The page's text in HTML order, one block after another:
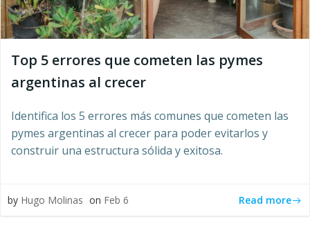
Top 5 errores que cometen las pymes
argentinas al crecer
Identifica los 5 errores más comunes que cometen las
pymes argentinas al crecer para poder evitarlos y
construir una estructura sólida y exitosa.
by Hugo Molinas on Feb 6 Read more